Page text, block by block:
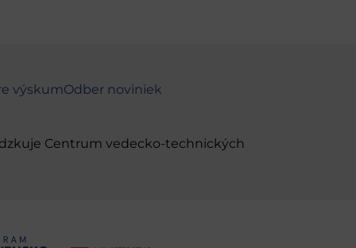
výskumOdber noviniek
Centrum vedecko-technických